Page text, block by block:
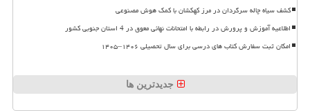
کشف سیاه چاله سرگردان در مرز کهکشان با کمک هوش مصنوعی
اطلاعیه آموزش و پرورش در رابطه با امتحانات نهائی معوق در 4 استان جنوبی کشور
امکان ثبت سفارش کتاب های درسی برای سال تحصیلی ۱۴۰۶–۱۴۰۵
جدیدترین ها